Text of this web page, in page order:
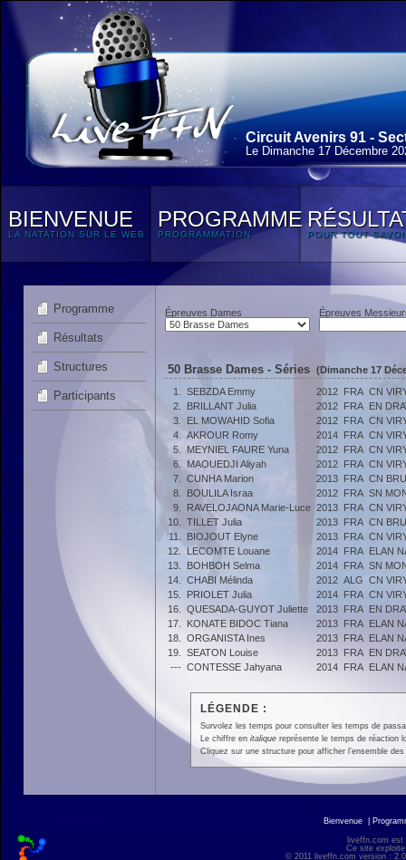
Circuit Avenirs 91 -
Le Dimanche 17 Décembre
BIENVENUE
LA NATATION SUR LE WEB
PROGRAMME
PROGRAMMATION POUR TOUT
Programme
Résultats
Structures
Participants
Épreuves Dames Épreuves
50 Brasse Dames - Séries (Dimanche 17
1.
SEBZDA Emmy 2012 FRA CN
2.
BRILLANT Julia 2012 FRA EN
3.
EL MOWAHID Sofia 2012 FRA CN
4.
AKROUR Romy 2014 FRA CN
5.
MEYNIEL FAURE Yuna 2012 FRA CN
6.
MAOUEDJI Aliyah 2012 FRA CN
7.
CUNHA Marion 2013 FRA CN
8.
BOULILA Israa 2012 FRA SN
9.
RAVELOJAONA Marie-Luce 2013 FRA CN
10.
TILLET Julia 2013 FRA CN
11.
BIOJOUT Elyne 2013 FRA CN
12.
LECOMTE Louane 2014 FRA ELAN
13.
BOHBOH Selma 2014 FRA SN
14.
CHABI Mélinda 2012 ALG CN
15.
PRIOLET Julia 2014 FRA CN
16.
QUESADA-GUYOT Juliette 2013 FRA EN
17.
KONATE BIDOC Tiana 2013 FRA ELAN
18.
ORGANISTA Ines 2013 FRA ELAN
19.
SEATON Louise 2013 FRA EN
--- CONTESSE Jahyana 2014 FRA ELAN
LÉGENDE :
Survolez les temps pour consulter les temps de
Le chiffre en italiquereprésente le temps de réaction
Cliquez sur une structure pour afficher l'ensemble
Bienvenue
liveffn.com est
Ce site
© 2011 liveffn.com version :